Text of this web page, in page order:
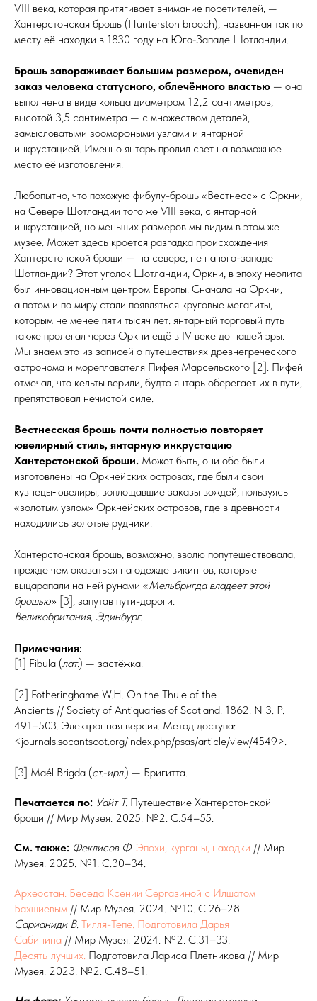
ѴIII ве­ка, которая притягивает внимание посетителей, —
Хантерстонская брошь (Hunterston brooch), названная так по
месту её находки в 1830 году на Юго‑Западе Шотландии.
Брошь завораживает большим размером, очевиден
заказ человека статусного, облечённого властью — она
выполнена в виде кольца диаметром 12,2 сантиметров,
высотой 3,5 санти­мет­ра — с множеством деталей,
замысловатыми зоо­морф­ны­ми узлами и янтарной
инкрустацией. Именно янтарь пролил свет на возможное
место её изготовления.
Любопытно, что похожую фибулу-брошь «Вестнесс» с Оркни,
на Севере Шотландии того же ѴIII века, с янтарной
инкрустацией, но меньших размеров мы видим в этом же
музее. Может здесь кроется разгадка происхождения
Хантерстонской броши — на севере, не на юго-западе
Шотландии? Этот уголок Шотландии, Оркни, в эпоху неолита
был инновационным центром Европы. Сначала на Оркни,
а потом и по миру стали появляться круговые мегалиты,
которым не менее пяти тысяч лет: янтарный торговый путь
также пролегал через Оркни ещё в IѴ веке до нашей эры.
Мы знаем это из записей о путешествиях древне­гре­чес­ко­го
астро­но­ма и мореплавателя Пифея Марсельского [2]. Пифей
отмечал, что кельты верили, будто янтарь оберегает их в пути,
препятствовал нечистой силе.
Вестнесская брошь почти полностью повторяет
ювелирный стиль, янтарную инкрустацию
Хантерстонской броши. Может быть, они обе были
изготовлены на Оркнейских островах, где были свои
кузнецы‑ювелиры, воплощавшие заказы вождей, пользуясь
«золотым узлом» Оркнейских островов, где в древности
находились золотые рудники.
Хантерстонская брошь, возможно, вволю попутешествовала,
прежде чем оказаться на одежде викингов, которые
выцарапали на ней рунами «Мельбригда владеет этой
брошью» [3], запутав пути-дороги.
Великобритания, Эдинбург.
Примечания:
[1] Fibula (лат.) — застёжка.
[2] Fotheringhame W.H. On the Thule of the
Ancients // Society of Antiquaries of Scotland. 1862. N 3. P.
491–503. Электронная версия. Метод доступа:
<journals.socantscot.org/index.php/psas/article/view/4549>.
[3] Maél Brigda (ст.‑ирл.) — Бри­гитта.
Печатается по: Уайт Т. Путешествие Хантерстонской
броши // Мир Музея. 2025. №2. С.54–55.
См. также: Феклисов Ф. Эпохи, курганы, находки // Мир
Музея. 2025. №1. С.30–34.
Археостан. Беседа Ксении Сергазиной с Илшатом
Бахшиевым // Мир Музея. 2024. №10. С.26–28.
Сарианиди В. Тилля-Тепе. Подготовила Дарья
Сабинина // Мир Музея. 2024. №2. С.31–33.
Десять лучших. Подготовила Лариса Плетникова // Мир
Музея. 2023. №2. С.48–51.